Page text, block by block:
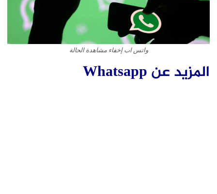
واتس اب إخفاء مشاهدة الحالة
المزيد عن Whatsapp